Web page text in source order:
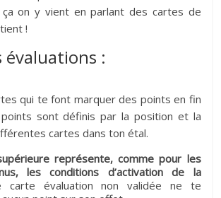
on y vient en parlant des cartes de
!
évaluations :
qui te font marquer des points en fin
sont définis par la position et la
cartes dans ton étal.
représente, comme pour les
les conditions d’activation de la
carte évaluation non validée ne te